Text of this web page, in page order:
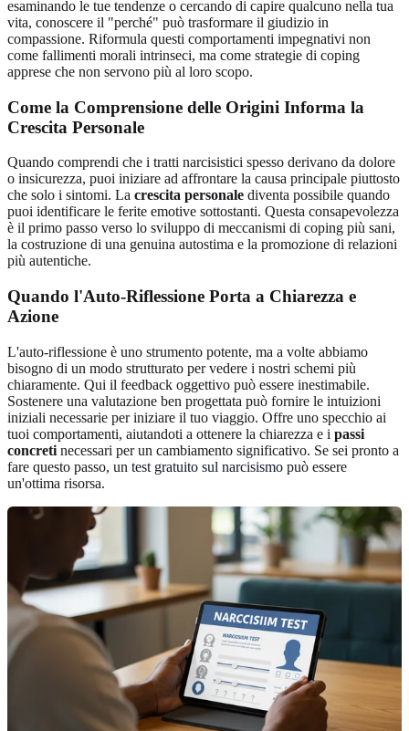
esaminando le tue tendenze o cercando di capire qualcuno nella tua
vita, conoscere il "perché" può trasformare il giudizio in
compassione. Riformula questi comportamenti impegnativi non
come fallimenti morali intrinseci, ma come strategie di coping
apprese che non servono più al loro scopo.
Come la Comprensione delle Origini Informa la
Crescita Personale
Quando comprendi che i tratti narcisistici spesso derivano da dolore
o insicurezza, puoi iniziare ad affrontare la causa principale piuttosto
che solo i sintomi. La crescita personale diventa possibile quando
puoi identificare le ferite emotive sottostanti. Questa consapevolezza
è il primo passo verso lo sviluppo di meccanismi di coping più sani,
la costruzione di una genuina autostima e la promozione di relazioni
più autentiche.
Quando l'Auto-Riflessione Porta a Chiarezza e
Azione
L'auto-riflessione è uno strumento potente, ma a volte abbiamo
bisogno di un modo strutturato per vedere i nostri schemi più
chiaramente. Qui il feedback oggettivo può essere inestimabile.
Sostenere una valutazione ben progettata può fornire le intuizioni
iniziali necessarie per iniziare il tuo viaggio. Offre uno specchio ai
tuoi comportamenti, aiutandoti a ottenere la chiarezza e i passi
concreti necessari per un cambiamento significativo. Se sei pronto a
fare questo passo, un test gratuito sul narcisismo può essere
un'ottima risorsa.